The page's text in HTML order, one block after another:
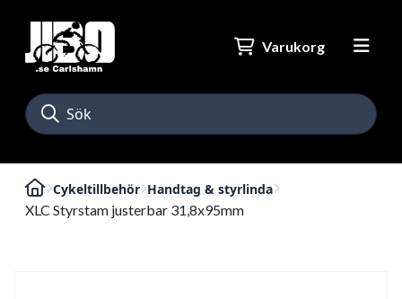
Varukorg
Cykeltillbehör Handtag & styrlinda
XLC Styrstam justerbar 31,8x95mm